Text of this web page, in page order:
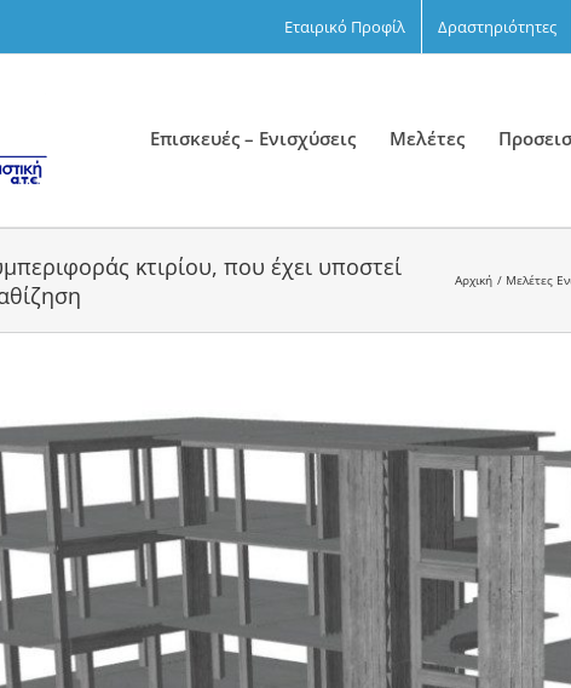
Εταιρικό Προφίλ Δραστηριότητες
Επισκευές – Ενισχύσεις Μελέτες
κτιρίου, που έχει υποστεί
Αρχική Μελέτες